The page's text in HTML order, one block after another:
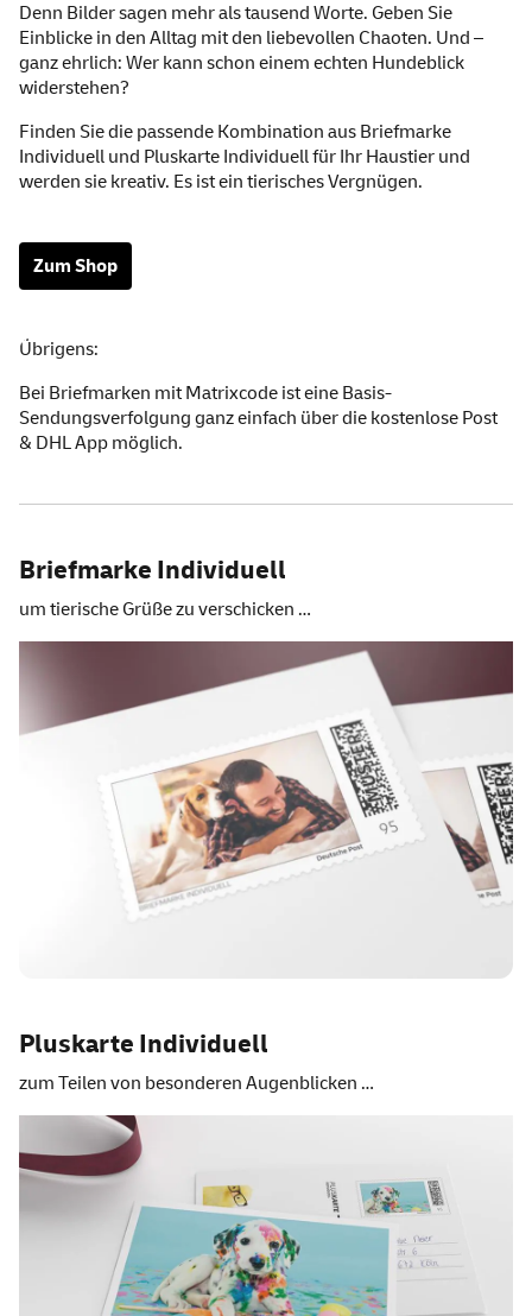
Denn Bilder sagen mehr als tausend Worte. Geben Sie
Einblicke in den Alltag mit den liebevollen Chaoten. Und –
ganz ehrlich: Wer kann schon einem echten Hundeblick
widerstehen?
Finden Sie die passende Kombination aus Briefmarke
Individuell und Pluskarte Individuell für Ihr Haustier und
werden sie kreativ. Es ist ein tierisches Vergnügen.
Zum Shop
Übrigens:
Bei Briefmarken mit Matrixcode ist eine Basis-
Sendungsverfolgung ganz einfach über die kostenlose Post
& DHLApp möglich.
Briefmarke Individuell
um tierische Grüße zu verschicken …
Pluskarte Individuell
zum Teilen von besonderen Augenblicken …